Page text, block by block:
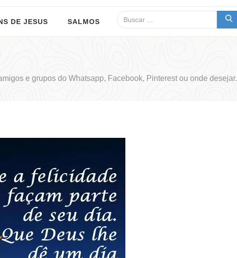
DE JESUS SALMOS
e grupos do Whatsapp, Facebook, Pinterest ou onde desejar.